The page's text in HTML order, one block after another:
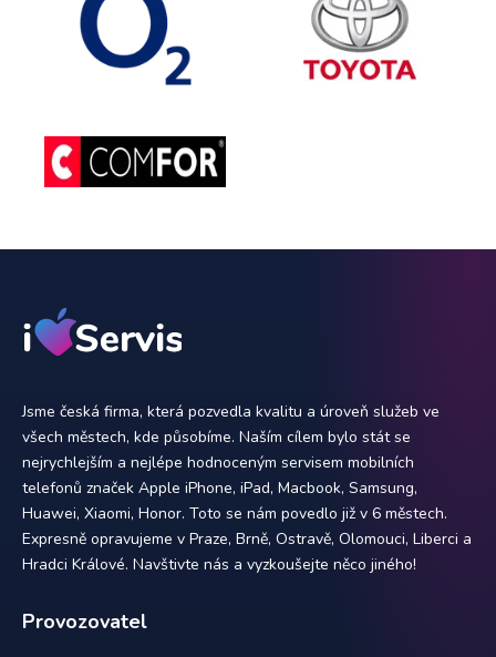
Jsme česká firma, která pozvedla kvalitu a úroveň služeb ve
všech městech, kde působíme. Naším cílem bylo stát se
nejrychlejším a nejlépe hodnoceným servisem mobilních
telefonů značek Apple iPhone, iPad, Macbook, Samsung,
Huawei, Xiaomi, Honor. Toto se nám povedlo již v 6 městech.
Expresně opravujeme v Praze, Brně, Ostravě, Olomouci, Liberci a
Hradci Králové. Navštivte nás a vyzkoušejte něco jiného!
Provozovatel